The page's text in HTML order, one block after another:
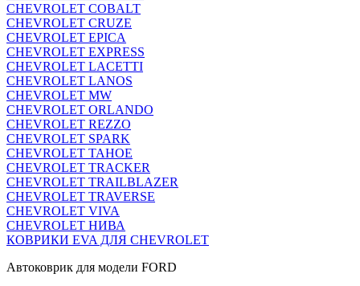
CHEVROLET COBALT
CHEVROLET CRUZE
CHEVROLET EPICA
CHEVROLET EXPRESS
CHEVROLET LACETTI
CHEVROLET LANOS
CHEVROLET MW
CHEVROLET ORLANDO
CHEVROLET REZZO
CHEVROLET SPARK
CHEVROLET TAHOE
CHEVROLET TRACKER
CHEVROLET TRAILBLAZER
CHEVROLET TRAVERSE
CHEVROLET VIVA
CHEVROLET НИВА
КОВРИКИ EVA ДЛЯ CHEVROLET
Автоковрик для модели FORD